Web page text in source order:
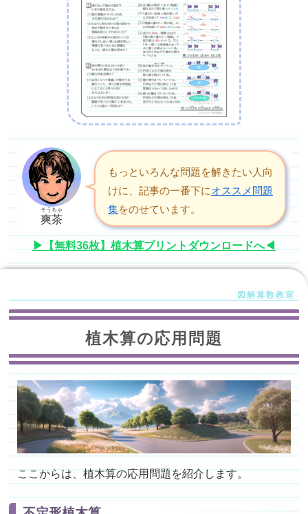
爽茶
そうちゃ
もっといろんな問題を解きたい人向
けに、記事の一番下にオススメ問題
集をのせています。
▶【無料36枚】植木算プリントダウンロードへ◀
植木算の応用問題
ここからは、植木算の応用問題を紹介します。